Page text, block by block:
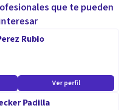
que te pueden
Rubio
Ver perfil
Padilla